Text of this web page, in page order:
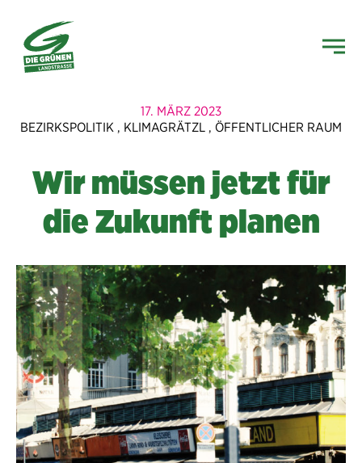
17. MÄRZ 2023
BEZIRKSPOLITIK , KLIMAGRÄTZL , ÖFFENTLICHER RAUM
Wir müssen jetzt für
die Zukunft planen